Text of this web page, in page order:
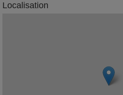
Localisation